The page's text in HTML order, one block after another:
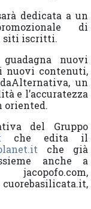
dedicata a un
di
siti iscritti.
nuovi
nuovi contenuti,
un
e l’accuratezza
oriented.
del Gruppo
che edita il
che già
anche a